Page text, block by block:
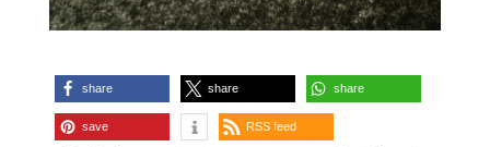
share share share
save RSS feed